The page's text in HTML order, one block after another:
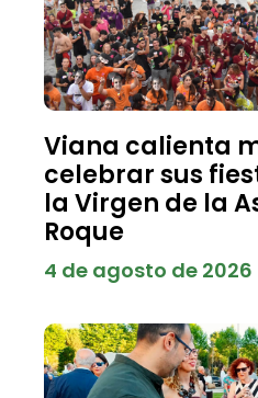
Viana calienta
celebrar sus
la Virgen de la
Roque
4 de agosto de 2026